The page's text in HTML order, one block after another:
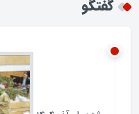
گفتگو